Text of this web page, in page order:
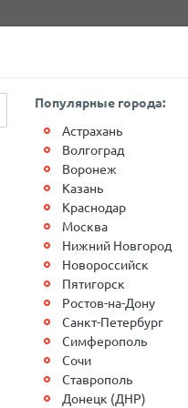
на наш
и г. Москва-г.
заранее (за
13, сообщив №
Популярные города:
Астрахань
Волгоград
Воронеж
Казань
Краснодар
Москва
Нижний Новгород
Новороссийск
Пятигорск
Ростов-на-Дону
Санкт-Петербург
Симферополь
Сочи
Ставрополь
Донецк (ДНР)